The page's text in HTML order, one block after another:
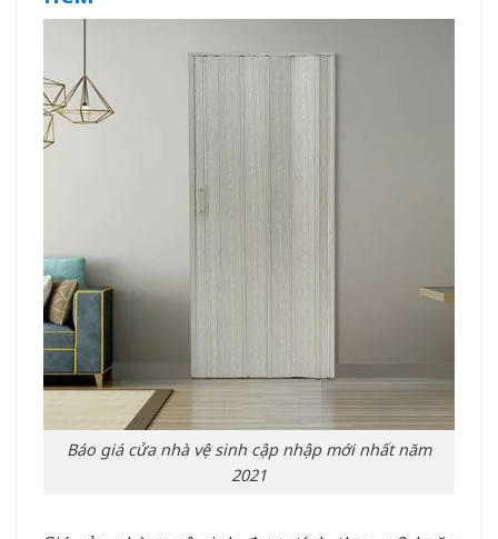
Báo giá cửa nhà vệ sinh cập nhập mới nhất năm
2021